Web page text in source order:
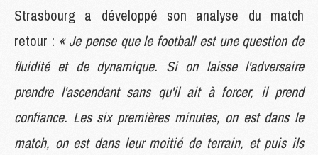
Strasbourg a développé son analyse du match
retour : « Je pense que le football est une question de
fluidité et de dynamique. Si on laisse l'adversaire
prendre l'ascendant sans qu'il ait à forcer, il prend
confiance. Les six premières minutes, on est dans le
match, on est dans leur moitié de terrain, et puis ils